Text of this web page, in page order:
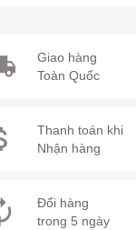
Giao hàng
Toàn Quốc
Thanh toán khi
Nhận hàng
Đổi hàng
trong 5 ngày